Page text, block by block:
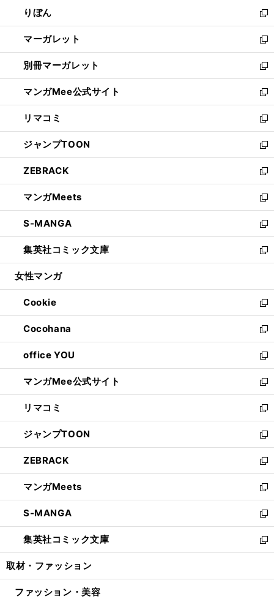
く
で
開
く
ド
ウ
で
開
く
ィ
ン
ド
ウ
で
開
く
りぼん
新
し
い
ウ
ィ
ン
ド
ウ
で
開
く
マーガレット
新
し
い
ウ
ィ
ン
ド
ウ
で
開
く
別冊マーガレット
新
し
い
ウ
ィ
ン
ド
ウ
で
開
く
マンガMee公式サイト
新
し
い
ウ
ィ
ン
ド
ウ
で
開
く
リマコミ
新
し
い
ウ
ィ
ン
ド
ウ
で
開
く
ジャンプTOON
新
し
い
ウ
ィ
ン
ド
ウ
で
開
ZEBRACK
新
し
い
ウ
ィ
ン
ド
ウ
開
く
マンガMeets
新
し
い
ウ
ィ
ン
ウ
で
開
く
S-MANGA
新
し
い
ウ
ン
ド
ウ
で
開
く
集英社コミック文庫
新
し
ウ
ィ
ン
ド
ウ
で
開
く
女性マンガ
Cookie
新
し
い
ウ
ィ
ン
ド
ウ
で
開
く
Cocohana
新
し
い
ウ
ィ
ン
ド
ウ
で
開
く
office YOU
新
し
い
ウ
ィ
ン
ド
ウ
で
開
く
マンガMee公式サイト
新
し
い
ウ
ィ
ン
ド
ウ
で
開
く
リマコミ
新
し
い
ウ
ィ
ン
ド
ウ
で
開
く
ジャンプTOON
新
し
い
ウ
ィ
ン
ド
ウ
で
開
ZEBRACK
新
し
い
ウ
ィ
ン
ド
ウ
開
マンガMeets
新
し
い
ウ
ィ
ン
ウ
S-MANGA
新
し
い
ウ
ン
集英社コミック文庫
新
し
ウ
取材・ファッション
ファッション・美容